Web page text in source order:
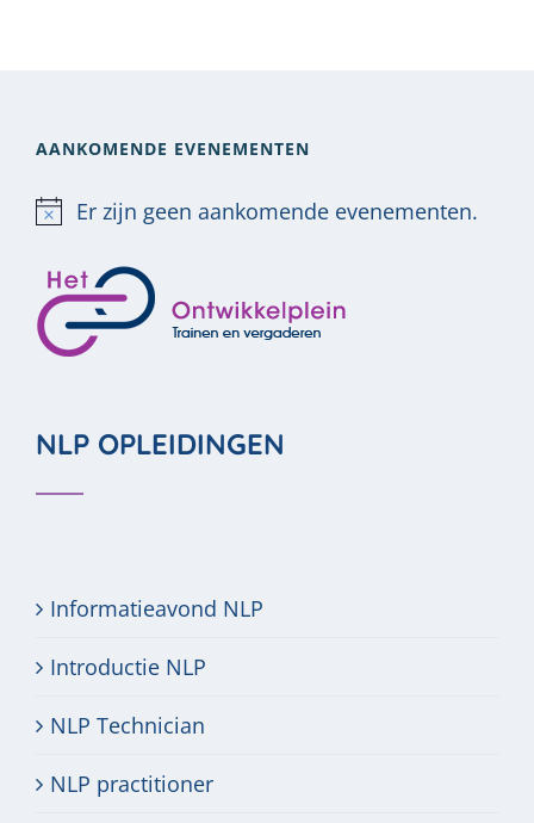
AANKOMENDE EVENEMENTEN
Bericht
Er zijn geen aankomende evenementen.
NLP OPLEIDINGEN
Informatieavond NLP
Introductie NLP
NLP Technician
NLP practitioner